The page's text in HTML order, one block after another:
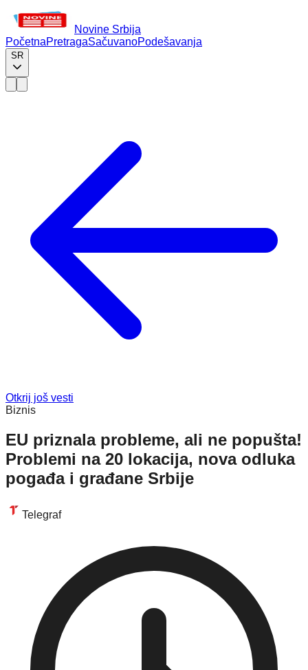
Novine Srbija
PočetnaPretragaSačuvanoPodešavanja
SR
Otkrij još vesti
Biznis
EU priznala probleme, ali ne popušta!
Problemi na 20 lokacija, nova odluka
pogađa i građane Srbije
Telegraf